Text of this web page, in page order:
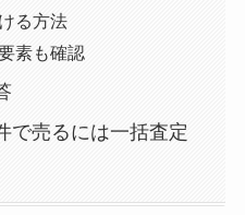
る方法
素も確認
で売るには一括査定